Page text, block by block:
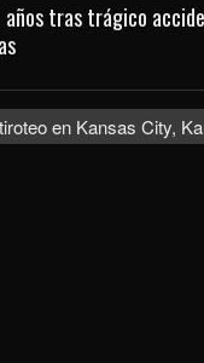
años tras trágico